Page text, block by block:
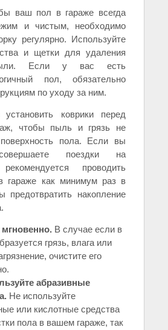
ваш пол в гараже всегда
и чистым, необходимо
регулярно. Используйте
и щетки для удаления
Если у вас есть
пол, обязательно
по уходу за ним.
коврики перед
чтобы пыль и грязь не
пола. Если вы
поездки на
проводить
гараже как минимум раз в
предотвратить накопление
мгновенно. В случае если в
грязь, влага или
очистите его
абразивные
Не используйте
или кислотные средства
пола в вашем гараже, так